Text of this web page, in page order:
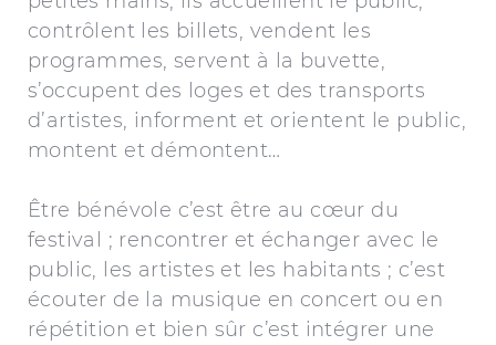
contrôlent les billets, vendent les
programmes, servent à la buvette,
s’occupent des loges et des transports
d’artistes, informent et orientent le public,
montent et démontent…
Être bénévole c’est être au cœur du
festival ; rencontrer et échanger avec le
public, les artistes et les habitants ; c’est
écouter de la musique en concert ou en
répétition et bien sûr c’est intégrer une